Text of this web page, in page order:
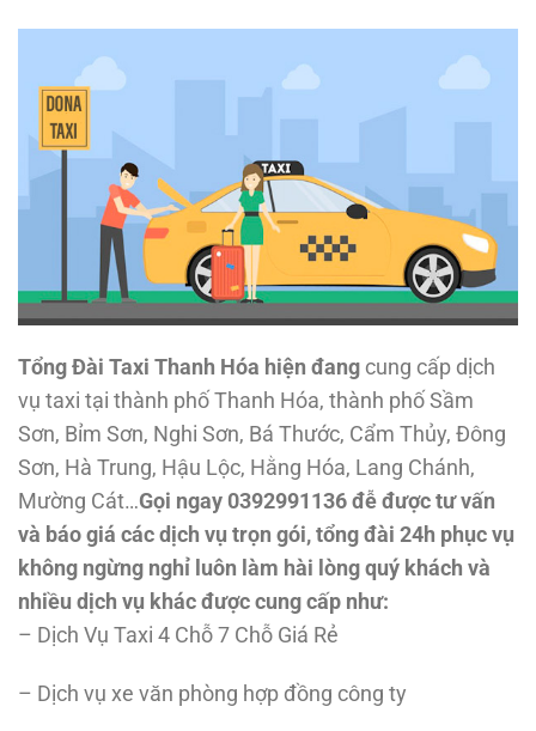
Tổng Đài Taxi Thanh Hóa hiện đang cung cấp dịch
vụ taxi tại thành phố Thanh Hóa, thành phố Sầm
Sơn, Bỉm Sơn, Nghi Sơn, Bá Thước, Cẩm Thủy, Đông
Sơn, Hà Trung, Hậu Lộc, Hằng Hóa, Lang Chánh,
Mường Cát…Gọi ngay 0392991136 đễ được tư vấn
và báo giá các dịch vụ trọn gói, tổng đài 24h phục vụ
không ngừng nghỉ luôn làm hài lòng quý khách và
nhiều dịch vụ khác được cung cấp như:
– Dịch Vụ Taxi 4 Chỗ 7 Chỗ Giá Rẻ
– Dịch vụ xe văn phòng hợp đồng công ty